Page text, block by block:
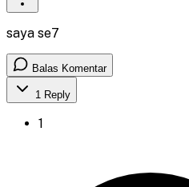
saya se7
Balas Komentar
1 Reply
1